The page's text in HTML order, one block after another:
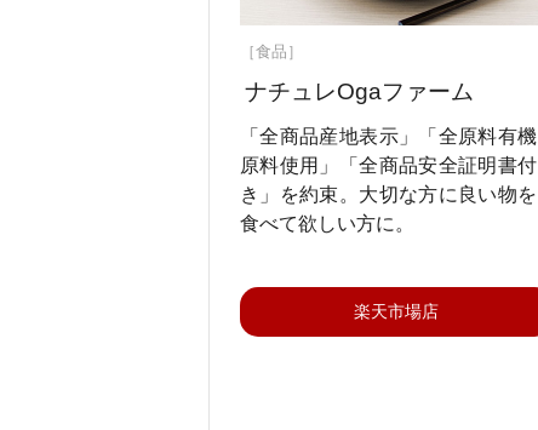
［食品］
ナチュレOgaファーム
「全商品産地表示」「全原料有機
原料使用」「全商品安全証明書付
き」を約束。大切な方に良い物を
食べて欲しい方に。
楽天市場店